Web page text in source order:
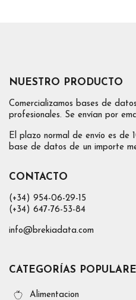
NUESTRO PRODUCTO
Comercializamos bases de
profesionales. Se envían por
El plazo normal de envío es de
base de datos de un importe
CONTACTO
(+34) 954-06-29-15
(+34) 647-76-53-84
info@brekiadata.com
CATEGORÍAS
Alimentacion